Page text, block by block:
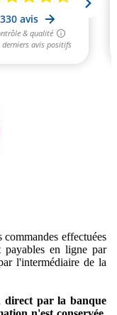
commandes effectuées
payables en ligne par
l'intermédiaire de la
direct par la banque